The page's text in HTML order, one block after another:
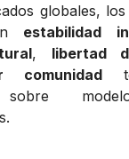
globales,
estabilidad
, libertad
comunidad
sobre